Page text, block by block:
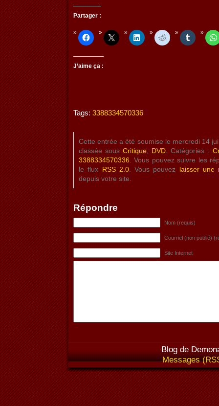
Partager :
J’aime ça :
Tags: 3388334570336
Cette entrée a été soumise le mercredi 14
classée sousCritique, DVD. Catégories :
3388334570336. Vous pouvez suivre les
le flux
RSS 2.0. Vous pouvez
laisser une
depuis votre site.
Répondre
Nom (requis)
Courriel (non publié)
Site Internet
Blog de
Messages